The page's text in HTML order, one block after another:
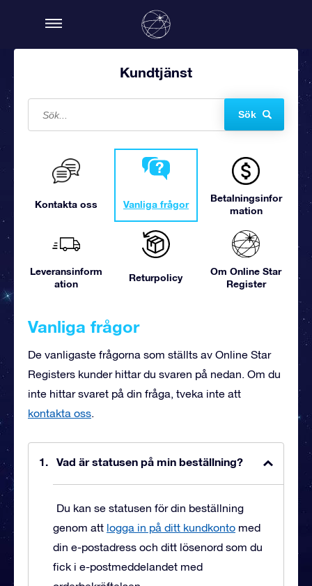
Kundtjänst
Sök
Kontakta oss Vanliga frågor
Betalningsinfor
mation
Leveransinform
ation
Returpolicy
Om Online Star
Register
Vanliga frågor
De vanligaste frågorna som ställts av Online Star
Registers kunder hittar du svaren på nedan. Om du
inte hittar svaret på din fråga, tveka inte att
kontakta oss.
Vad är statusen på min beställning?
Du kan se statusen för din beställning
genom att logga in på ditt kundkonto med
din e-postadress och ditt lösenord som du
fick i e-postmeddelandet med